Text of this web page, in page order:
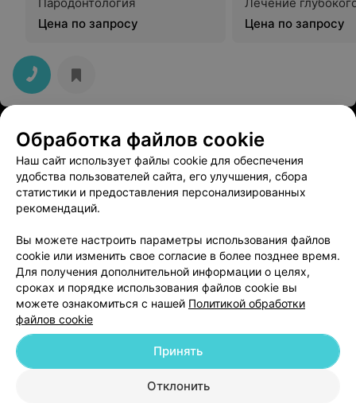
Цена по запросу
Цена по запросу
СТОМАТОЛОГИЯ
Щуко Мед
Жлобин, Микр-н 16, 1 до 15:00
Добавить компанию
Обработка файлов cookie
Наш сайт использует файлы cookie для обеспечения
удобства пользователей сайта, его улучшения, сбора
статистики и предоставления персонализированных
рекомендаций.
Вы можете настроить параметры использования файлов
cookie или изменить свое согласие в более позднее время.
Для получения дополнительной информации о целях,
сроках и порядке использования файлов cookie вы
можете ознакомиться с нашей Политикой обработки
файлов cookie
Отклонить
Принять